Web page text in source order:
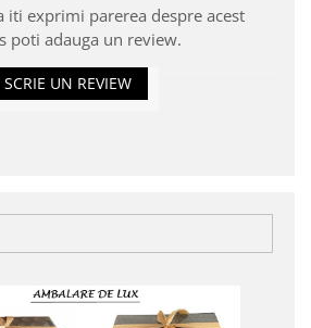
iti exprimi parerea despre acest
poti adauga un review.
SCRIE UN REVIEW